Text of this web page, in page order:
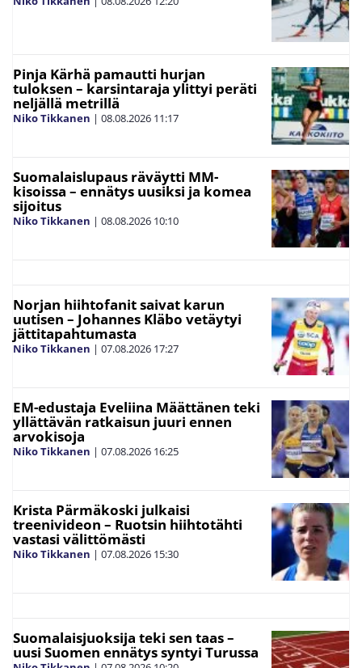
Pinja Kärhä pamautti hurjan
tuloksen – karsintaraja ylittyi peräti
neljällä metrillä
Niko Tikkanen | 08.08.2026 11:17
Suomalaislupaus räväytti MM-
kisoissa – ennätys uusiksi ja komea
sijoitus
Niko Tikkanen | 08.08.2026 10:10
Norjan hiihtofanit saivat karun
uutisen – Johannes Kläbo vetäytyi
jättitapahtumasta
Niko Tikkanen | 07.08.2026 17:27
EM-edustaja Eveliina Määttänen teki
yllättävän ratkaisun juuri ennen
arvokisoja
Niko Tikkanen | 07.08.2026 16:25
Krista Pärmäkoski julkaisi
treenivideon – Ruotsin hiihtotähti
vastasi välittömästi
Niko Tikkanen | 07.08.2026 15:30
Suomalaisjuoksija teki sen taas –
uusi Suomen ennätys syntyi Turussa